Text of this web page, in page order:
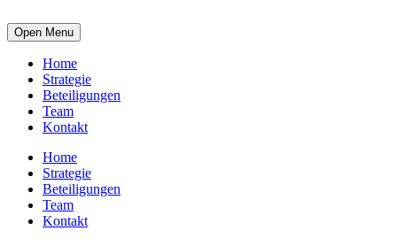
Open Menu
Home
Strategie
Beteiligungen
Team
Kontakt
Home
Strategie
Beteiligungen
Team
Kontakt